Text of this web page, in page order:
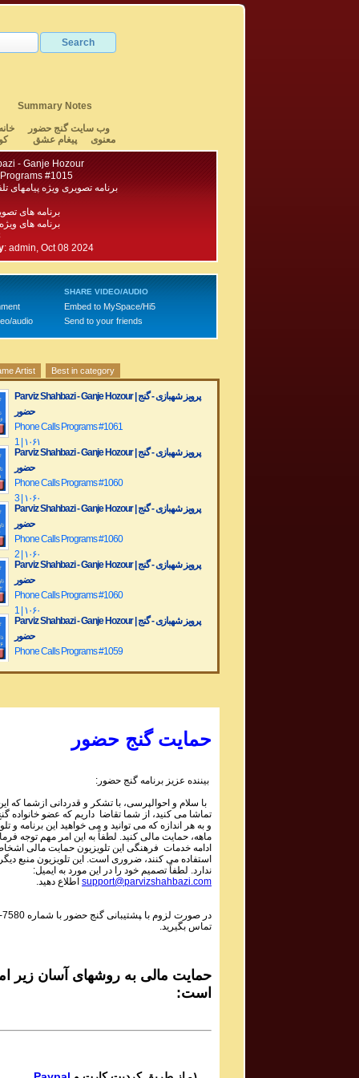
Summary Notes
وب سایت گنج حضور
خانه
معنوی
پیغام عشق
- Ganje Hozour
#1015
2 برنامه تصویری ویژه پیامهای
برنامه های
برنامه های
: admin, Oct 08 2024
audio
SHARE VIDEO/AUDIO
Embed to MySpace/Hi5
Send to your friends
Artist Best in category
Parviz Shahbazi - Ganje Hozour | پرویز شهبازی - گنج
حضور
Phone Calls Programs #1061
1 | ۱۰۶۱
Parviz Shahbazi - Ganje Hozour | پرویز شهبازی - گنج
حضور
Phone Calls Programs #1060
3 | ۱۰۶۰
Parviz Shahbazi - Ganje Hozour | پرویز شهبازی - گنج
حضور
Phone Calls Programs #1060
2 | ۱۰۶۰
Parviz Shahbazi - Ganje Hozour | پرویز شهبازی - گنج
حضور
Phone Calls Programs #1060
1 | ۱۰۶۰
Parviz Shahbazi - Ganje Hozour | پرویز شهبازی - گنج
حضور
Phone Calls Programs #1059
Parviz Shahbazi - Ganje Hozour | پرویز شهبازی - گنج
Phone Calls Programs #1059
Parviz Shahbazi - Ganje Hozour | پرویز شهبازی - گنج
حضور
Phone Calls Programs #1058
3 | ۱۰۵۸
Parviz Shahbazi - Ganje Hozour | پرویز شهبازی - گنج
حضور
Phone Calls Programs #1058
حضور
حضور
حضور
Parviz Shahbazi - Ganje Hozour | پرویز شهبازی - گنج
حمایت گنج حضور
بیننده عزیز برنامه گنج حضور:
با سلام و احوالپرسی، با تشکر و قدردانی ازشما که این
تماشا می کنید، از شما تقاضا داریم که عضو خانواده
و به هر اندازه که می توانید و می خواهید این برنامه و
ماهه، حمایت مالی کنید. لطفاً به این امر مهم توجه
ادامه خدمات فرهنگی این تلویزیون حمایت مالی
استفاده می کنند، ضروری است. این تلویزیون منبع
ندارد. لطفاً تصمیم خود را در این مورد به ایمیل:
support@parvizshahbazi.com اطلاع دهید.
در صورت لزوم با ‍پشتیبانی گنج حضور با شماره 7580
تماس بگیرید.
حمایت مالی به روشهای آسان زیر
است: